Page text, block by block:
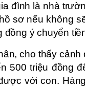
đình là nhà
sơ nếu không
đồng ý chuyển
cho thấy cảnh
500 triệu đồng
với con.